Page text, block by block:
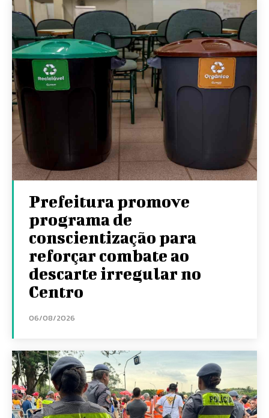
Prefeitura promove
programa de
conscientização para
reforçar combate ao
descarte irregular no
Centro
06/08/2026